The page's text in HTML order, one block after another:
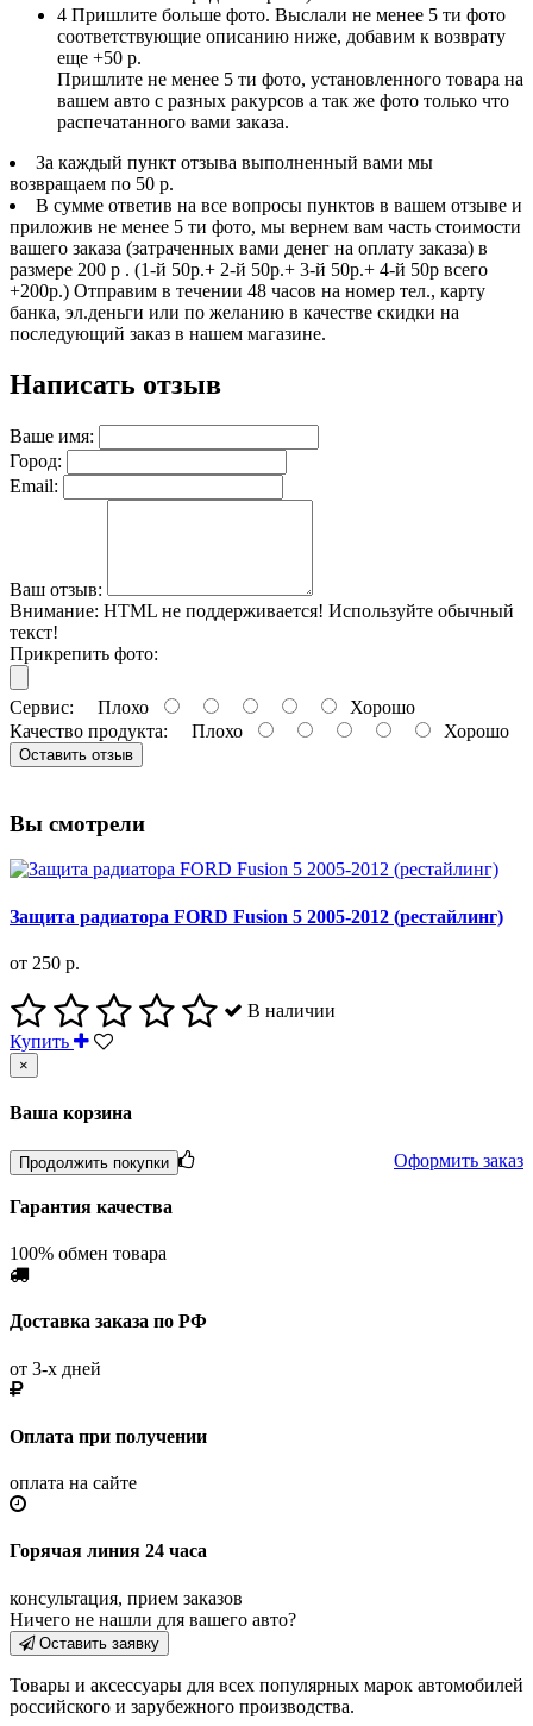
4 Пришлите больше фото. Выслали не менее 5 ти фото
соответствующие описанию ниже, добавим к возврату
еще +50 р.
Пришлите не менее 5 ти фото, установленного товара на
вашем авто с разных ракурсов а так же фото только что
распечатанного вами заказа.
За каждый пункт отзыва выполненный вами мы
возвращаем по 50 р.
В сумме ответив на все вопросы пунктов в вашем отзыве и
приложив не менее 5 ти фото, мы вернем вам часть стоимости
вашего заказа (затраченных вами денег на оплату заказа) в
размере 200 р . (1-й 50р.+ 2-й 50р.+ 3-й 50р.+ 4-й 50р всего
+200р.) Отправим в течении 48 часов на номер тел., карту
банка, эл.деньги или по желанию в качестве скидки на
последующий заказ в нашем магазине.
Написать отзыв
Ваше имя:
Город:
Email:
Ваш отзыв:
Внимание: HTML не поддерживается! Используйте обычный
текст!
Прикрепить фото:
Сервис: Плохо
Хорошо
Качество продукта:
Плохо Хорошо
Оставить отзыв
Вы смотрели
Защита радиатора FORD Fusion 5 2005-2012 (рестайлинг)
от 250 р.
В наличии
Купить
×
Ваша корзина
Продолжить покупки Оформить заказ
Гарантия качества
100% обмен товара
Доставка заказа по РФ
от 3-х дней
Оплата при получении
оплата на сайте
Горячая линия 24 часа
консультация, прием заказов
Ничего не нашли для вашего авто?
Оставить заявку
Товары и аксессуары для всех популярных марок автомобилей
российского и зарубежного производства.